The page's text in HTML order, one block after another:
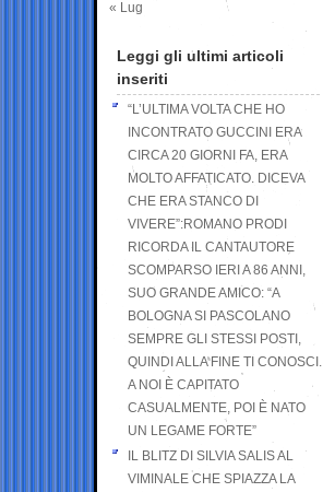
« Lug
Leggi gli ultimi articoli
inseriti
“L’ULTIMA VOLTA CHE HO
INCONTRATO GUCCINI ERA
CIRCA 20 GIORNI FA, ERA
MOLTO AFFATICATO. DICEVA
CHE ERA STANCO DI
VIVERE”:ROMANO PRODI
RICORDA IL CANTAUTORE
SCOMPARSO IERI A 86 ANNI,
SUO GRANDE AMICO: “A
BOLOGNA SI PASCOLANO
SEMPRE GLI STESSI POSTI,
QUINDI ALLA FINE TI CONOSCI.
A NOI È CAPITATO
CASUALMENTE, POI È NATO
UN LEGAME FORTE”
IL BLITZ DI SILVIA SALIS AL
VIMINALE CHE SPIAZZA LA